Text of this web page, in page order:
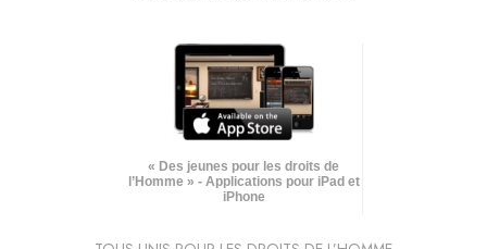
« Des jeunes pour les droits de
l’Homme » - Applications pour iPad et
iPhone